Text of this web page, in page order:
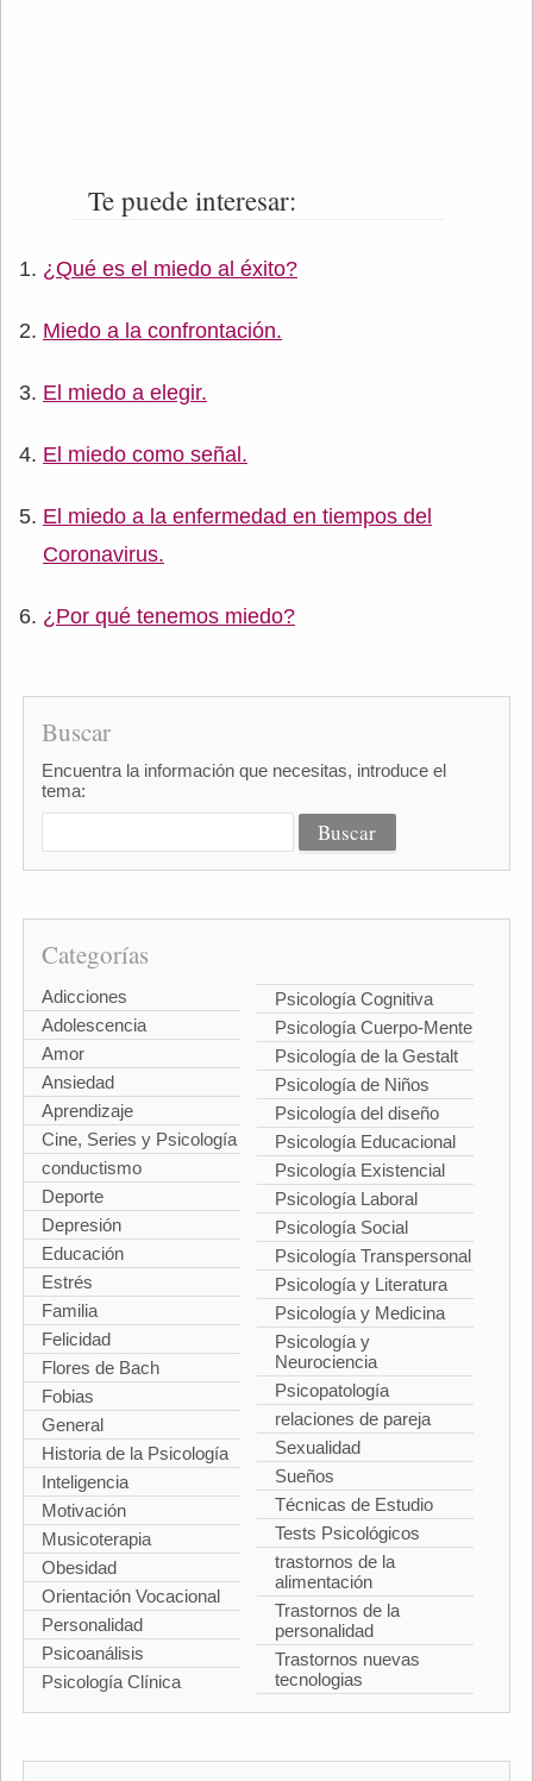
Te puede interesar:
¿Qué es el miedo al éxito?
Miedo a la confrontación.
El miedo a elegir.
El miedo como señal.
El miedo a la enfermedad en tiempos del
Coronavirus.
¿Por qué tenemos miedo?
Buscar
Encuentra la información que necesitas, introduce el
tema:
Categorías
Adicciones
Adolescencia
Amor
Ansiedad
Aprendizaje
Cine, Series y Psicología
conductismo
Deporte
Depresión
Educación
Estrés
Familia
Felicidad
Flores de Bach
Fobias
General
Historia de la Psicología
Inteligencia
Motivación
Musicoterapia
Obesidad
Orientación Vocacional
Personalidad
Psicoanálisis
Psicología Clínica
Psicología Cognitiva
Psicología Cuerpo-Mente
Psicología de la Gestalt
Psicología de Niños
Psicología del diseño
Psicología Educacional
Psicología Existencial
Psicología Laboral
Psicología Social
Psicología Transpersonal
Psicología y Literatura
Psicología y Medicina
Psicología y
Neurociencia
Psicopatología
relaciones de pareja
Sexualidad
Sueños
Técnicas de Estudio
Tests Psicológicos
trastornos de la
alimentación
Trastornos de la
personalidad
Trastornos nuevas
tecnologias